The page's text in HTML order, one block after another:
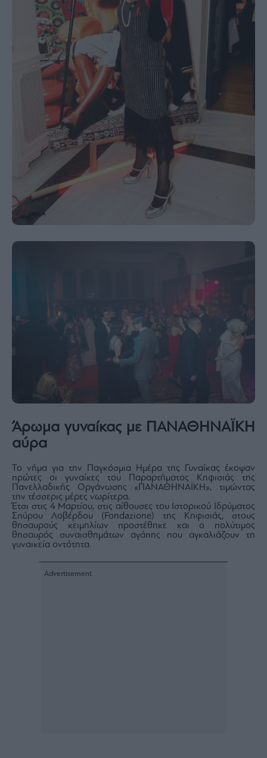
Άρωμα γυναίκας με ΠΑΝΑΘΗΝΑΪΚΗ
αύρα
Το νήμα για την Παγκόσμια Ημέρα της Γυναίκας έκοψαν
πρώτες οι γυναίκες του Παραρτήματος Κηφισιάς της
Πανελλαδικής Οργάνωσης «ΠΑΝΑΘΗΝΑΪΚΗ», τιμώντας
την τέσσερις μέρες νωρίτερα.
Έτσι στις 4 Μαρτίου, στις αίθουσες του Ιστορικού Ιδρύματος
Σπύρου Λοβέρδου (Fondazione) της Κηφισιάς, στους
θησαυρούς κειμηλίων προστέθηκε και ο πολύτιμος
θησαυρός συναισθημάτων αγάπης που αγκαλιάζουν τη
γυναικεία οντότητα.